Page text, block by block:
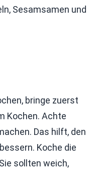
Sesamsamen und
bringe zuerst
Kochen. Achte
Das hilft, den
Koche die
sollten weich,